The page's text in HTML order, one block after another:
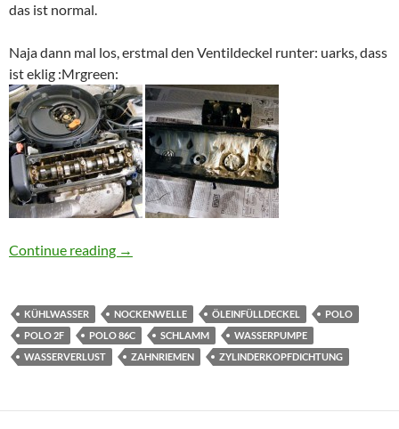
das ist normal.
Naja dann mal los, erstmal den Ventildeckel runter: uarks, dass
ist eklig :Mrgreen:
Continue reading Des Polos neue Kopfdichtung
→
KÜHLWASSER NOCKENWELLE ÖLEINFÜLLDECKEL
POLO
POLO 2F
POLO 86C SCHLAMM
WASSERPUMPE
WASSERVERLUST
ZAHNRIEMEN ZYLINDERKOPFDICHTUNG